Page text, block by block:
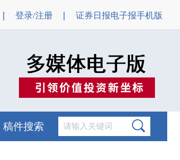
登录/注册 证券日报电子报手机版
稿件搜索